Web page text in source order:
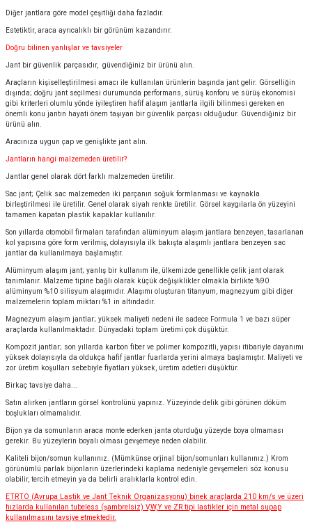
Diğer jantlara göre model çeşitliği daha fazladır.
Estetiktir, araca ayrıcalıklı bir görünüm kazandırır.
Doğru bilinen yanlışlar ve tavsiyeler
Jant bir güvenlik parçasıdır, güvendiğiniz bir ürünü alın.
Araçların kişiselleştirilmesi amacı ile kullanılan ürünlerin başında jant gelir. Görselliğin
dışında; doğru jant seçilmesi durumunda performans, sürüş konforu ve sürüş ekonomisi
gibi kriterleri olumlu yönde iyileştiren hafif alaşım jantlarla ilgili bilinmesi gereken en
önemli konu jantın hayati önem taşıyan bir güvenlik parçası olduğudur. Güvendiğiniz bir
ürünü alın.
Aracınıza uygun çap ve genişlikte jant alın.
Jantların hangi malzemeden üretilir?
Jantlar genel olarak dört farklı malzemeden üretilir.
Sac jant; Çelik sac malzemeden iki parçanın soğuk formlanması ve kaynakla
birleştirilmesi ile üretilir. Genel olarak siyah renkte üretilir. Görsel kaygılarla ön yüzeyini
tamamen kapatan plastik kapaklar kullanılır.
Son yıllarda otomobil firmaları tarafından alüminyum alaşım jantlara benzeyen, tasarlanan
kol yapısına göre form verilmiş, dolayısıyla ilk bakışta alaşımlı jantlara benzeyen sac
jantlar da kullanılmaya başlamıştır.
Alüminyum alaşım jant; yanlış bir kullanım ile, ülkemizde genellikle çelik jant olarak
tanımlanır. Malzeme tipine bağlı olarak küçük değişiklikler olmakla birlikte %90
alüminyum %10 silisyum alaşımıdır. Alaşımı oluşturan titanyum, magnezyum gibi diğer
malzemelerin toplam miktarı %1 in altındadır.
Magnezyum alaşım jantlar; yüksek maliyeti nedeni ile sadece Formula 1 ve bazı süper
araçlarda kullanılmaktadır. Dünyadaki toplam üretimi çok düşüktür.
Kompozit jantlar; son yıllarda karbon fiber ve polimer kompozitli, yapısı itibariyle dayanımı
yüksek dolayısıyla da oldukça hafif jantlar fuarlarda yerini almaya başlamıştır. Maliyeti ve
zor üretim koşulları sebebiyle fiyatları yüksek, üretim adetleri düşüktür.
Birkaç tavsiye daha...
Satın alırken jantların görsel kontrolünü yapınız. Yüzeyinde delik gibi görünen döküm
boşlukları olmamalıdır.
Bijon ya da somunların araca monte ederken janta oturduğu yüzeyde boya olmaması
gerekir. Bu yüzeylerin boyalı olması gevşemeye neden olabilir.
Kaliteli bijon/somun kullanınız. (Mümkünse orjinal bijon/somunları kullanınız.) Krom
görünümlü parlak bijonların üzerlerindeki kaplama nedeniyle gevşemeleri söz konusu
olabilir, tercih etmeyin ya da belirli aralıklarla kontrol edin.
ETRTO (Avrupa Lastik ve Jant Teknik Organizasyonu) binek araçlarda 210 km/s ve üzeri
hızlarda kullanılan tubeless (şambrelsiz) V,W,Y ve ZR tipi lastikler için metal supap
kullanılmasını tavsiye etmektedir.